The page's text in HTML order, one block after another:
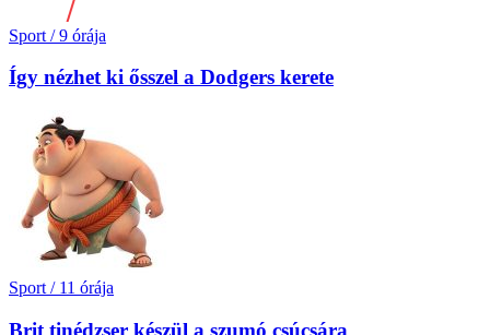
Sport / 9 órája
Így nézhet ki ősszel a Dodgers kerete
Sport / 11 órája
Brit tinédzser készül a szumó csúcsára